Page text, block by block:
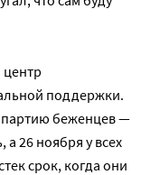
центр
поддержки.
партию беженцев —
26 ноября у всех
срок, когда они